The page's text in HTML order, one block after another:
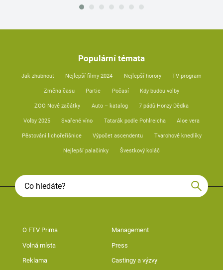
Populární témata
Jak zhubnout Nejlepší filmy 2024 Nejlepší horory TV program
Změna času Partie Počasí Kdy budou volby
ZOO Nové začátky Auto – katalog 7 pádů Honzy Dědka
Volby 2025 Svařené víno Tatarák podle Pohlreicha Aloe vera
Pěstování lichořeřišnice Výpočet ascendentu Tvarohové knedlíky
Nejlepší palačinky Švestkový koláč
O FTV Prima Management
Volná místa Press
Reklama Castingy a výzvy